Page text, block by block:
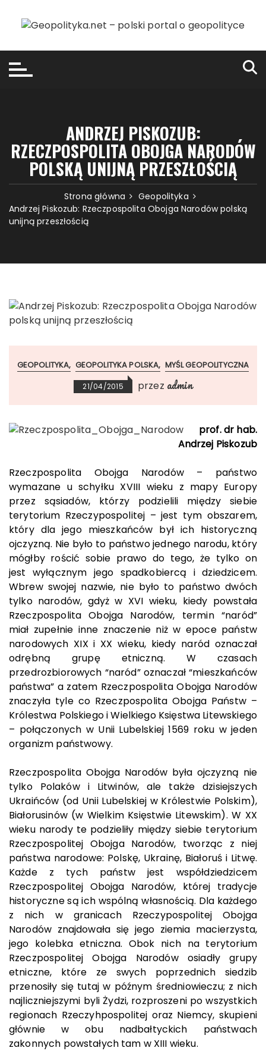
ANDRZEJ PISKOZUB:
RZECZPOSPOLITA OBOJGA NARODÓW
POLSKĄ UNIJNĄ PRZESZŁOŚCIĄ
Strona główna
Geopolityka
Andrzej Piskozub: Rzeczpospolita Obojga Narodów polską
unijną przeszłością
GEOPOLITYKA GEOPOLITYKA POLSKA MYŚL GEOPOLITYCZNA
21/04/2015 przez admin
prof. dr hab.
Andrzej Piskozub
Rzeczpospolita Obojga Narodów – państwo
wymazane u schyłku XVIII wieku z mapy Europy
przez sąsiadów, którzy podzielili między siebie
terytorium Rzeczypospolitej – jest tym obszarem,
który dla jego mieszkańców był ich historyczną
ojczyzną. Nie było to państwo jednego narodu, który
mógłby rościć sobie prawo do tego, że tylko on
jest wyłącznym jego spadkobiercą i dziedzicem.
Wbrew swojej nazwie, nie było to państwo dwóch
tylko narodów, gdyż w XVI wieku, kiedy powstała
Rzeczpospolita Obojga Narodów, termin “naród”
miał zupełnie inne znaczenie niż w epoce państw
narodowych XIX i XX wieku, kiedy naród oznaczał
odrębną grupę etniczną. W czasach
przedrozbiorowych “naród” oznaczał “mieszkańców
państwa” a zatem Rzeczpospolita Obojga Narodów
znaczyła tyle co Rzeczpospolita Obojga Państw –
Królestwa Polskiego i Wielkiego Księstwa Litewskiego
– połączonych w Unii Lubelskiej 1569 roku w jeden
organizm państwowy.
Rzeczpospolita Obojga Narodów była ojczyzną nie
tylko Polaków i Litwinów, ale także dzisiejszych
Ukraińców (od Unii Lubelskiej w Królestwie Polskim),
Białorusinów (w Wielkim Księstwie Litewskim). W XX
wieku narody te podzieliły między siebie terytorium
Rzeczpospolitej Obojga Narodów, tworząc z niej
państwa narodowe: Polskę, Ukrainę, Białoruś i Litwę.
Każde z tych państw jest współdziedzicem
Rzeczpospolitej Obojga Narodów, której tradycje
historyczne są ich wspólną własnością. Dla każdego
z nich w granicach Rzeczypospolitej Obojga
Narodów znajdowała się jego ziemia macierzysta,
jego kolebka etniczna. Obok nich na terytorium
Rzeczpospolitej Obojga Narodów osiadły grupy
etniczne, które ze swych poprzednich siedzib
przenosiły się tutaj w późnym średniowieczu; z nich
najliczniejszymi byli Żydzi, rozproszeni po wszystkich
regionach Rzeczyhpospolitej oraz Niemcy, skupieni
głównie w obu nadbałtyckich państwach
zakonnych powstałych tam w XIII wieku.